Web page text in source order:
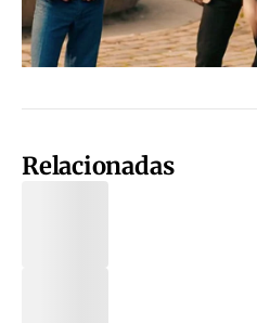
Relacionadas